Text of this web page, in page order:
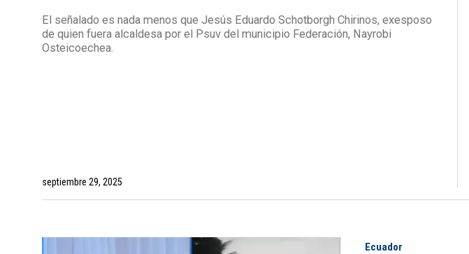
El señalado es nada menos que Jesús Eduardo Schotborgh Chirinos, exesposo
de quien fuera alcaldesa por el Psuv del municipio Federación, Nayrobi
Osteicoechea.
septiembre 29, 2025
Ecuador